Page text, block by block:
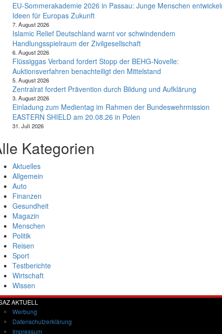
EU-Sommerakademie 2026 in Passau: Junge Menschen
Ideen für Europas Zukunft
7. August 2026
Islamic Relief Deutschland warnt vor schwindendem
Handlungsspielraum der Zivilgesellschaft
6. August 2026
Flüssiggas Verband fordert Stopp der BEHG-Novelle:
Auktionsverfahren benachteiligt den Mittelstand
5. August 2026
Zentralrat fordert Prävention durch Bildung und Aufklärung
3. August 2026
Einladung zum Medientag im Rahmen der Bundeswehrmission
EASTERN SHIELD am 20.08.26 in Polen
31. Juli 2026
Kategorien
Aktuelles
Allgemein
Auto
Finanzen
Gesundheit
Magazin
Menschen
Politik
Reisen
Sport
Testberichte
Wirtschaft
Wissen
AKTUELL
Werbung
Datenschutzerklärung
Impressum